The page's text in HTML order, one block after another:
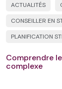
ACTUALITÉS
CONSEILLER EN
PLANIFICATION
Comprendre
complexe